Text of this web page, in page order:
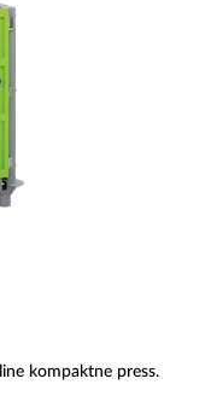
kompaktne press.